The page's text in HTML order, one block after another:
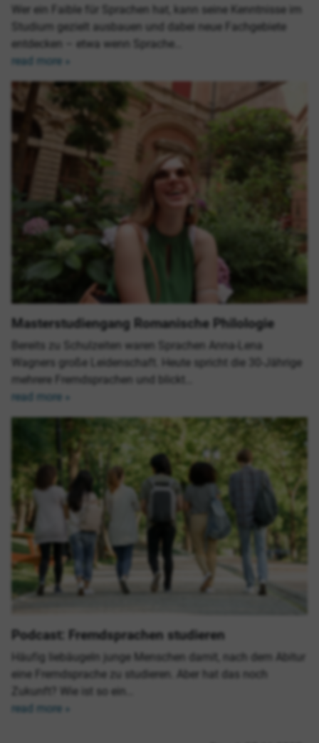
Wer ein Faible für Sprachen hat, kann seine Kenntnisse im
Studium gezielt ausbauen und dabei neue Fachgebiete
entdecken – etwa wenn Sprache…
read more »
Masterstudiengang Romanische Philologie
Bereits zu Schulzeiten waren Sprachen Anna-Lena
Wagners große Leidenschaft. Heute spricht die 30-Jährige
mehrere Fremdsprachen und blickt…
read more »
Podcast: Fremdsprachen studieren
Häufig liebäugeln junge Menschen damit, nach dem Abitur
eine Fremdsprache zu studieren. Aber hat das noch
Zukunft? Wie ist so ein…
read more »